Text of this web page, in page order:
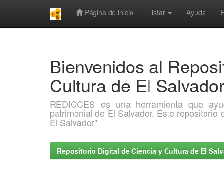
Página de inicio Listar Ayuda
Bienvenidos al
Cultura de El
REDICCES es una herramienta que
patrimonial de El Salvador. Este
El Salvador"
Repositorio Digital de Ciencia y Cultura de El